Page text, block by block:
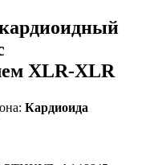
XLR-XLR
Кардиоида